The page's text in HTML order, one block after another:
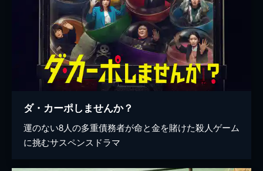
ダ・カーポしませんか？
運のない8人の多重債務者が命と金を賭けた殺人ゲーム
に挑むサスペンスドラマ